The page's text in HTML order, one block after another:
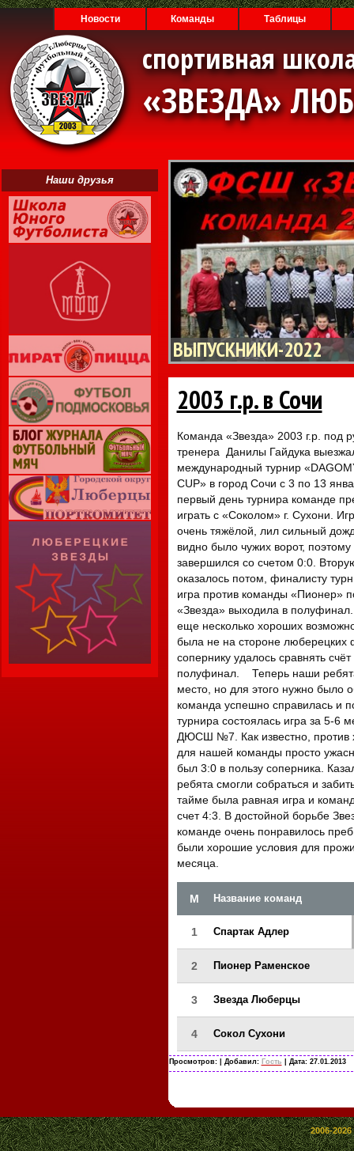
Новости Команды Таблицы
спортивная
«ЗВЕЗДА»
Наши друзья
ВЫПУСКНИКИ-2022
2003 г.р. в Сочи
Команда «Звезда» 2003 г.р. под
тренера Данилы Гайдука
международный турнир
CUP» в город Сочи с 3 по 13
первый день турнира команде
играть с «Соколом» г. Сухони.
очень тяжёлой, лил сильный
видно было чужих ворот, поэтому
завершился со счетом 0:0.
оказалось потом, финалисту
игра против команды «Пионер»
«Звезда» выходила в
еще несколько хороших
была не на стороне люберецких
сопернику удалось сравнять
полуфинал. Теперь наши
место, но для этого нужно было
команда успешно справилась и
турнира состоялась игра за 5-6
ДЮСШ №7. Как известно, против
для нашей команды просто
был 3:0 в пользу соперника.
ребята смогли собраться и
тайме была равная игра и
счет 4:3. В достойной борьбе
команде очень понравилось
были хорошие условия для
месяца.
М Название команд
1 Спартак Адлер
2 Пионер Раменское
3 Звезда Люберцы
4 Сокол Сухони
Просмотров: | Добавил: Гость | Дата: 27.01.2013
2006-